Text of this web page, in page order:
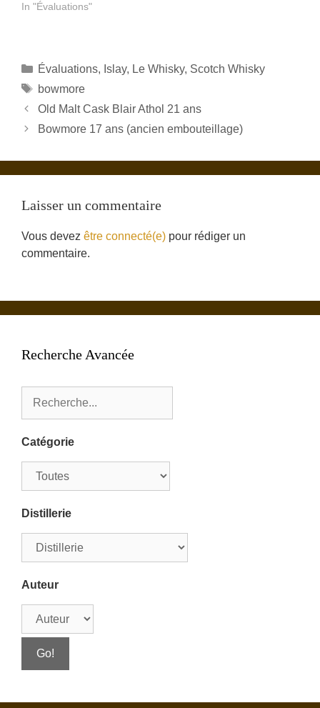
In "Évaluations"
Catégories
Évaluations, Islay, Le Whisky, Scotch Whisky
Étiquettes
bowmore
Old Malt Cask Blair Athol 21 ans
Bowmore 17 ans (ancien embouteillage)
Laisser un commentaire
Vous devez être connecté(e) pour rédiger un
commentaire.
Recherche Avancée
Catégorie
Distillerie
Auteur